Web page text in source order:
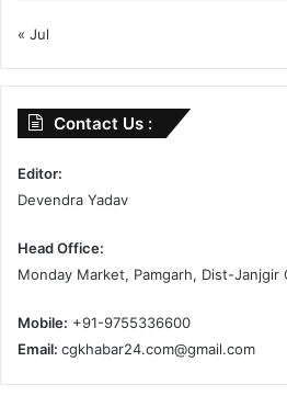
« Jul
Contact Us :
Editor:
Devendra Yadav
Head Office:
Monday Market, Pamgarh, Dist-Janjgir
Mobile: +91-9755336600
Email: cgkhabar24.com@gmail.com